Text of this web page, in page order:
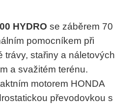
HYDRO se záběrem 70
pomocníkem při
trávy, stařiny a náletových
a svažitém terénu.
motorem HONDA
převodovkou s